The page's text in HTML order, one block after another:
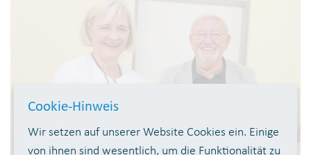
Cookie-Hinweis
Wir setzen auf unserer Website Cookies ein. Einige
von ihnen sind wesentlich, um die Funktionalität zu